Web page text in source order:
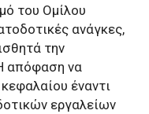
του Ομίλου
ανάγκες,
την
απόφαση να
έναντι
εργαλείων